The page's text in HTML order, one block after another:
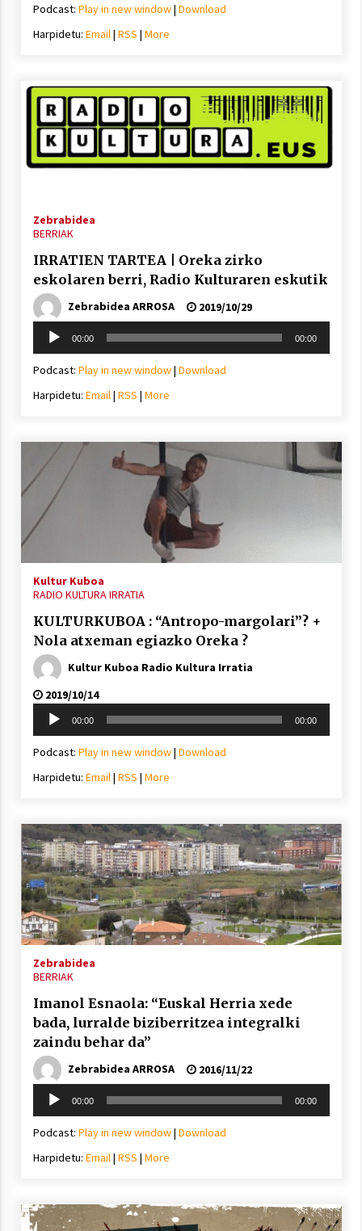
2021/07/16
2021/07/06
Arrosaren 20 urteez
2021/07/03
Zebrabidearen denboraldi amaiera
EHZtik
2021/07/01
Arrosaren laburpen bideoa Hamaika
Telebistaren eskutik
2021/06/30
Podcast: Play in new window| Download
Harpidetu: Email| RSS | More
Zebrabidea
BERRIAK
IRRATIEN TARTEA | Oreka zirko
eskolaren berri, Radio Kulturaren eskutik
Zebrabidea ARROSA
2019/10/29
Soinu
erreproduzigailua
00:00 00:00
Podcast: Play in new window| Download
Harpidetu: Email| RSS | More
Kultur Kuboa
RADIO KULTURA IRRATIA
KULTURKUBOA : “Antropo-margolari”? +
Nola atxeman egiazko Oreka ?
Kultur Kuboa Radio Kultura Irratia
2019/10/14
Soinu
erreproduzigailua
00:00 00:00
Podcast: Play in new window| Download
Harpidetu: Email| RSS | More
Zebrabidea
BERRIAK
Imanol Esnaola: “Euskal Herria xede
bada, lurralde biziberritzea integralki
zaindu behar da”
Zebrabidea ARROSA
2016/11/22
Soinu
erreproduzigailua
00:00 00:00
Podcast: Play in new window| Download
Harpidetu: Email| RSS | More